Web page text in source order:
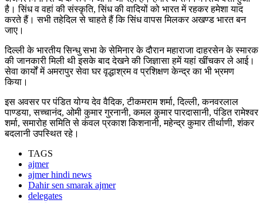
है। सिंध व वहां की संस्कृति, सिंध की वादियों को भारत में रहकर हमेशा याद
करते हैं। सभी तहेदिल से चाहते हैं कि सिंध वापस मिलकर अखण्ड भारत बन
जाए।
दिल्ली के भारतीय सिन्धु सभा के सेमिनार के दौरान महाराजा दाहरसेन के स्मारक
की जानकारी मिली थी इसके बाद देखने की जिज्ञासा हमें यहां खींचकर ले आई।
सेवा कार्यों में अमरापुर सेवा घर वृद्धाश्रम व प्रशिक्षण केन्द्र का भी भ्रमण
किया।
इस अवसर पर पंडित योग्य देव वैदिक, टीकमराम शर्मा, दिल्ली, कनवरलाल
पाण्डया, सच्चानंद, ओमी कुमार गुरनानी, कमल कुमार पारदासानी, पंडित रामेश्वर
शर्मा, समारोह समिति से कंवल प्रकाश किशनानी, महेन्द्र कुमार तीर्थाणी, शंकर
बदलानी उपस्थित रहे।
TAGS
ajmer
ajmer hindi news
Dahir sen smarak ajmer
delegates